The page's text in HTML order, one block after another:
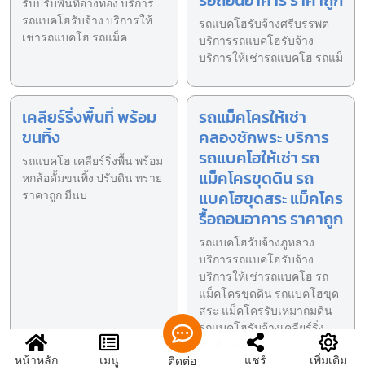
รับปรับพื้นที่อ่างทอง บริการ
รถแบคโฮรับจ้าง บริการให้
เช่ารถแบคโฮ รถแม็ค
รถแบคโฮรับจ้างศรีบรรพต
บริการรถแบคโฮรับจ้าง
บริการให้เช่ารถแบคโฮ รถแม็
เคลียร์ริ่งพื้นที่ พร้อม
ขนทิ้ง
รถแบคโฮ เคลียร์ริ่งพื้น พร้อม
หกล้อดั้มขนทิ้ง ปรับดิน ทราย
ราคาถูก มีนบ
รถแม็คโครให้เช่า
คลองชักพระ บริการ
รถแบคโฮให้เช่า รถ
แม็คโครขุดดิน รถ
แบคโฮขุดสระ แม็คโคร
รื้อถอนอาคาร ราคาถูก
รถแบคโฮรับจ้างภูหลวง
บริการรถแบคโฮรับจ้าง
บริการให้เช่ารถแบคโฮ รถ
แม็คโครขุดดิน รถแบคโฮขุด
สระ แม็คโครรับเหมาถมดิน
รถแบคโฮรับจ้างเคลียร์ริ่ง
พื้นที่ ขุดฟุตติ้ง
หน้าหลัก
เมนู ติดต่อ แชร์ เพิ่มเติม